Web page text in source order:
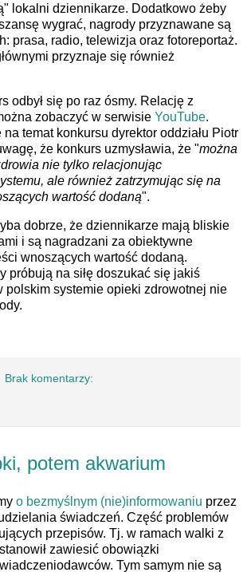
lokalni dziennikarze. Dodatkowo żeby
wygrać, nagrody przyznawane są
prasa, radio, telewizja oraz fotoreportaż.
przyznaje się również
odbył się po raz ósmy. Relację z
zobaczyć w serwisie YouTube.
temat konkursu dyrektor oddziału Piotr
że konkurs uzmysławia, że "można
nie tylko relacjonując
ale również zatrzymując się na
wartość dodaną".
dobrze, że dziennikarze mają bliskie
i są nagradzani za obiektywne
wnoszących wartość dodaną.
próbują na siłę doszukać się jakiś
polskim systemie opieki zdrowotnej nie
Brak komentarzy:
potem akwarium
o bezmyślnym (nie)informowaniu przez
świadczeń. Część problemów
przepisów. Tj. w ramach walki z
zawiesić obowiązki
Tym samym nie są